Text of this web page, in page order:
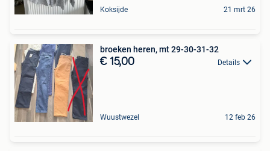
Koksijde 21 mrt 26
broeken heren, mt 29-30-31-32
€ 15,00 Details
Wuustwezel 12 feb 26